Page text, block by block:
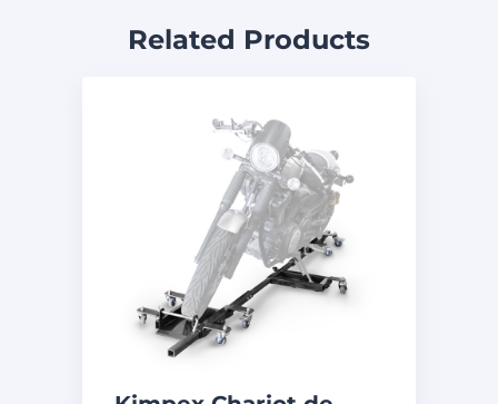
Related Products